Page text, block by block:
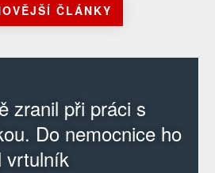
ČLÁNKY
zranil při práci s
Do nemocnice ho
vrtulník